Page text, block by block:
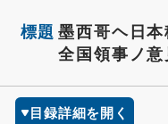
標題 墨西哥ヘ日
全国領事ノ意
目録詳細を開く